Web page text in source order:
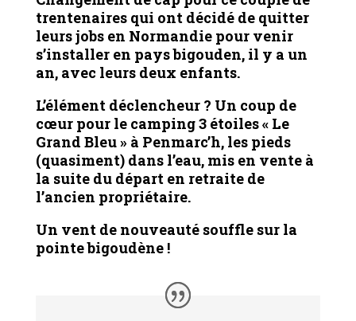
trentenaires qui ont décidé de quitter
leurs jobs en Normandie pour venir
s’installer en pays bigouden, il y a un
an, avec leurs deux enfants.
L’élément déclencheur ? Un coup de
cœur pour le camping 3 étoiles « Le
Grand Bleu » à Penmarc’h, les pieds
(quasiment) dans l’eau, mis en vente à
la suite du départ en retraite de
l’ancien propriétaire.
Un vent de nouveauté souffle sur la
pointe bigoudène !